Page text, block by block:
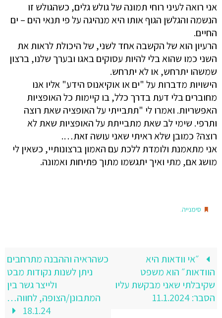
אני רואה לעיני רוחי תמונה של גולש גלים, כשהגולש זו
הנשמה והגלשן הגוף אותו היא מנהיגה על פי תנאי הים – ים
החיים.
הרעיון הוא של הקשבה אחד לשני, של היכולת לראות את
השני כמו שהוא בלי להיות עסוקים באגו ובערך שלנו, ברצון
שמשהו יתרחש, או לא יתרחש.
הישויות מדברות על "ים או אוקיאנוס הידע" אליו אנו
מחוברים בלי דעת בדרך כלל, בו קיימות כל האופציות
האפשריות. ואמרו לי "תתבייתי על האופציה שאת רוצה
ותרפי. שימי לב שאת מתבייתת על האופציות שאת לא
רוצה? כמובן שלא ראיתי שאני עושה זאת….
אני מתאמנת ולומדת ללכת עם האמון ברצונותיי, כשאין לי
מושג אם, מתי ואיך יתגשמו מתוך פתיחות ואמונה.
סימנייה.
״אי וודאות היא
הוודאות״ הוא משפט
שקיבלתי שאני מבקשת עליו
הסבר: 11.1.2024
כשהראיה וההבנה מתרחבים
ניתן לשנות נקודות מבט
ולייצר גשר בין
המתבונן/הצופה, לחווה…
18.1.24